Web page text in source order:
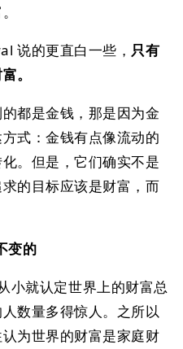
说的更直白一些， 只有
。
都是金钱，那是因为金
式：金钱有点像流动的
。但是，它们确实不是
的目标应该是财富，而
变的
小就认定世界上的财富总
数量多得惊人。之所以
为世界的财富是家庭财